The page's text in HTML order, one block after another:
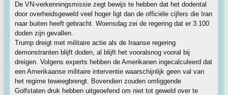
De VN-verkenningsmissie zegt bewijs te hebben dat het dodental
door overheidsgeweld veel hoger ligt dan de officiële cijfers die Iran
naar buiten heeft gebracht. Woensdag zei de regering dat er 3.100
doden zijn gevallen.
Trump dreigt met militaire actie als de Iraanse regering
demonstranten blijft doden, al blijft het vooralsnog vooral bij
dreigen. Volgens experts hebben de Amerikanen ingecalculeerd dat
een Amerikaanse militaire interventie waarschijnlijk geen val van
het regime teweegbrengt. Bovendien zouden omliggende
Golfstaten druk hebben uitgeoefend om niet tot geweld over te